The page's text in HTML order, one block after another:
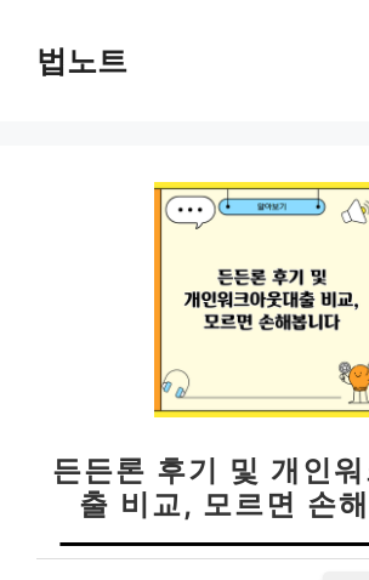
법노트
든든론 후기 및 개인워
출 비교, 모르면 손